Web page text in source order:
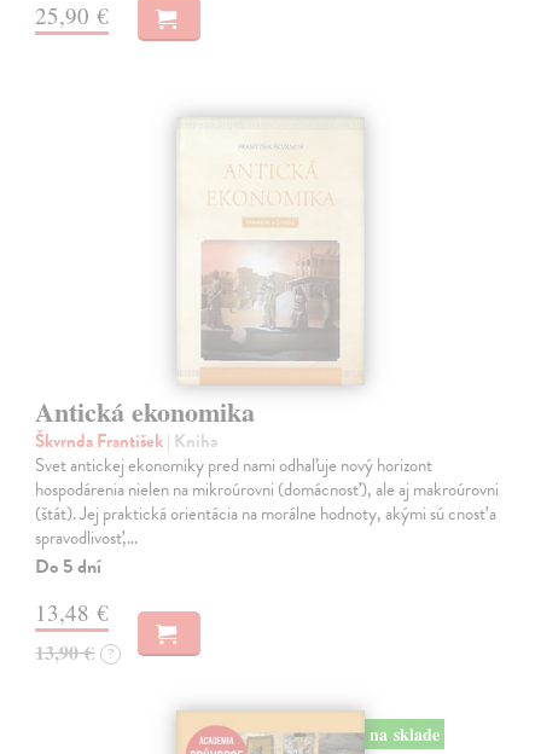
25,90 €
Antická ekonomika
Škvrnda František| Kniha
Svet antickej ekonomiky pred nami odhaľuje nový horizont
hospodárenia nielen na mikroúrovni (domácnosť), ale aj makroúrovni
(štát). Jej praktická orientácia na morálne hodnoty, akými sú cnosť a
spravodlivosť,…
Do 5 dní
13,48 €
13,90 € ?
na sklade